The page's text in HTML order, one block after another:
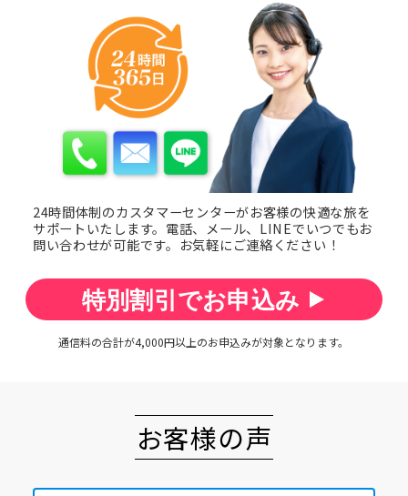
24時間体制のカスタマーセンターがお客様の快適な旅を
サポートいたします。 電話、メール、LINEでいつでもお
問い合わせが可能です。 お気軽にご連絡ください！
特別割引でお申込み
通信料の合計が4,000円以上のお申込みが対象となります。
お客様の声